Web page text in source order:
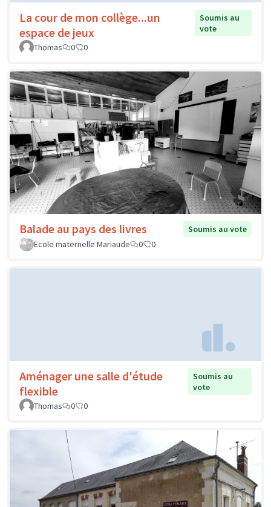
La cour de mon collège...un
espace de jeux
Soumis au
vote
Thomas
0 0
Balade au pays des livres
Soumis au vote
Ecole maternelle Mariaude
0 0
Aménager une salle d'étude
flexible
Soumis au
vote
Thomas
0 0